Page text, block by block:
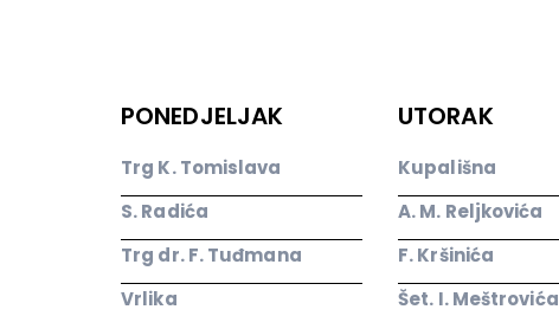
PONEDJELJAK
Trg K. Tomislava
S. Radića
Trg dr. F. Tuđmana
Vrlika
UTORAK
Kupališna
A. M. Reljkovića
F. Kršinića
Šet. I. Meštrovića